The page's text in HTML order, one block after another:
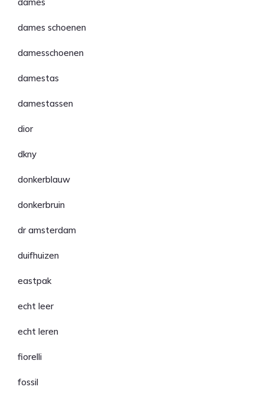
dames schoenen
damesschoenen
damestas
damestassen
dior
dkny
donkerblauw
donkerbruin
dr amsterdam
duifhuizen
eastpak
echt leer
echt leren
fiorelli
fossil